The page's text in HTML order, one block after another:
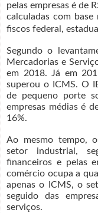
pelas empresas é de
calculadas com
fiscos federal,
Segundo o
Mercadorias e
em 2018. Já em
superou o ICMS. O
de pequeno porte
empresas médias é
16%.
Ao mesmo tempo,
setor industrial,
financeiros e pelas
comércio ocupa a
apenas o ICMS, o
seguido das
serviços.